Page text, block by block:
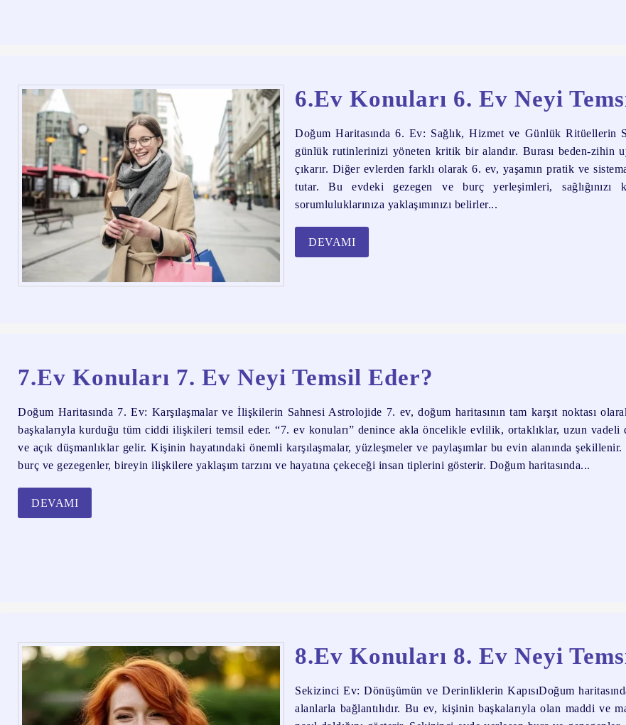
6.Ev Konuları 6. Ev Neyi
Doğum Haritasında 6. Ev: Sağlık, Hizmet ve Günlük Ritüellerin
günlük rutinlerinizi yöneten kritik bir alandır. Burası beden-zihin
çıkarır. Diğer evlerden farklı olarak 6. ev, yaşamın pratik ve
tutar. Bu evdeki gezegen ve burç yerleşimleri,
sorumluluklarınıza yaklaşımınızı belirler...
DEVAMI
7.Ev Konuları 7. Ev Neyi Temsil Eder?
Doğum Haritasında 7. Ev: Karşılaşmalar ve İlişkilerin Sahnesi Astrolojide 7. ev, doğum haritasının tam karşıt noktası
başkalarıyla kurduğu tüm ciddi ilişkileri temsil eder. “7. ev konuları” denince akla öncelikle evlilik, ortaklıklar, uzun vadeli
ve açık düşmanlıklar gelir. Kişinin hayatındaki önemli karşılaşmalar, yüzleşmeler ve paylaşımlar bu evin alanında
burç ve gezegenler, bireyin ilişkilere yaklaşım tarzını ve hayatına çekeceği insan tiplerini gösterir. Doğum haritasında...
DEVAMI
8.Ev Konuları 8. Ev Neyi
Sekizinci Ev: Dönüşümün ve Derinliklerin KapısıDoğum
alanlarla bağlantılıdır. Bu ev, kişinin başkalarıyla olan maddi ve